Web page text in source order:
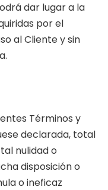
dar lugar a la
por el
al Cliente y sin
Términos y
declarada, total
nulidad o
disposición o
o ineficaz